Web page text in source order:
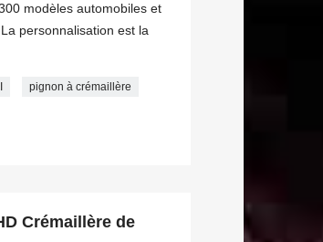
modèles automobiles et
personnalisation est la
pignon à crémaillère
Crémaillère de